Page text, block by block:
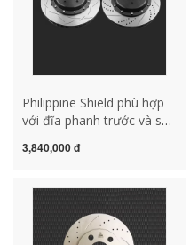
Philippine Shield phù hợp
với đĩa phanh trước và sau
Vilax Ge Yuesuo 99 Sonata
3,840,000 đ